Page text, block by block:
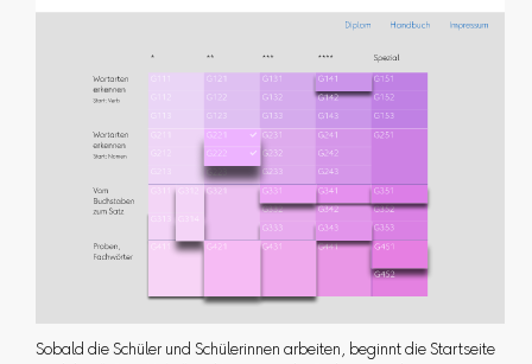
Sobald die Schüler und Schülerinnen arbeiten, beginnt die Startseite